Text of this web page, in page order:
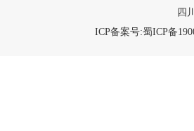
四
ICP备案号:蜀ICP备